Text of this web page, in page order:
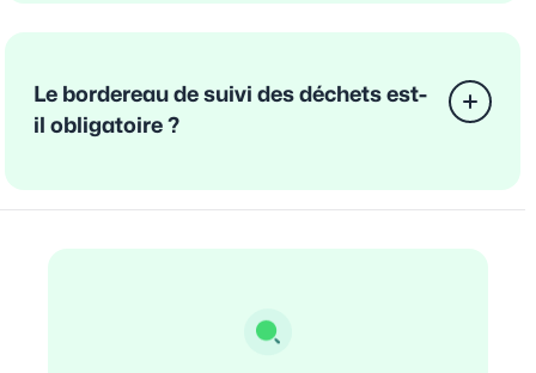
Le bordereau de suivi des déchets est-
il obligatoire ?